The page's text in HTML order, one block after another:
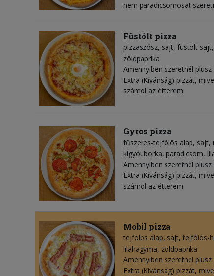
nem paradicsomosat
Füstölt pizza
pizzaszósz sajt füstölt sajt
zöldpaprika
Amennyiben szeretnél
Extra (Kívánság) pizzát,
számol az étterem.
Gyros pizza
fűszeres-tejfölös alap sajt
kígyóuborka paradicsom
Amennyiben szeretnél
Extra (Kívánság) pizzát,
számol az étterem.
Mobil pizza
tejfölös alap sajt tejfölös-
lilahagyma zöldpaprika
Amennyiben szeretnél
Extra (Kívánság) pizzát,